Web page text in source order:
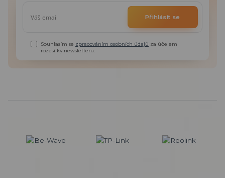
Přihlásit se
Souhlasím se zpracováním osobních údajů za účelem
rozesílky newsletteru.